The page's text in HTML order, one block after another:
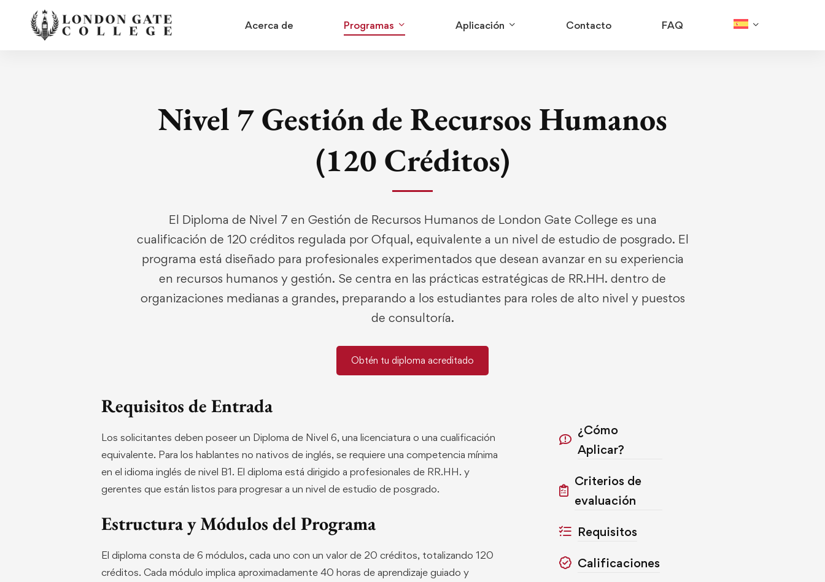
Acerca de Programas Aplicación Contacto FAQ
Nivel 7 Gestión de Recursos Humanos
(120 Créditos)
El Diploma de Nivel 7 en Gestión de Recursos Humanos de London Gate College es una
cualificación de 120 créditos regulada por Ofqual, equivalente a un nivel de estudio de posgrado. El
programa está diseñado para profesionales experimentados que desean avanzar en su experiencia
en recursos humanos y gestión. Se centra en las prácticas estratégicas de RR.HH. dentro de
organizaciones medianas a grandes, preparando a los estudiantes para roles de alto nivel y puestos
de consultoría.
Obtén tu diploma acreditado
Requisitos de Entrada
Los solicitantes deben poseer un Diploma de Nivel 6, una licenciatura o una cualificación
equivalente. Para los hablantes no nativos de inglés, se requiere una competencia mínima
en el idioma inglés de nivel B1. El diploma está dirigido a profesionales de RR.HH. y
gerentes que están listos para progresar a un nivel de estudio de posgrado.
Estructura y Módulos del Programa
El diploma consta de 6 módulos, cada uno con un valor de 20 créditos, totalizando 120
créditos. Cada módulo implica aproximadamente 40 horas de aprendizaje guiado y
¿Cómo
Aplicar?
Criterios de
evaluación
Requisitos
Calificaciones